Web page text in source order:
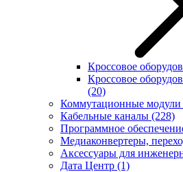
Кроссовое
Кроссовое
(20)
Коммутационные модули
Кабельные каналы (228)
Программное
Медиаконвертеры,
Аксессуары для
Дата Центр (1)